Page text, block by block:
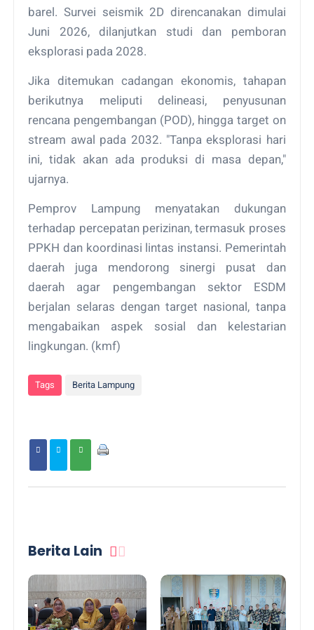
barel. Survei seismik 2D direncanakan dimulai
Juni 2026, dilanjutkan studi dan pemboran
eksplorasi pada 2028.
Jika ditemukan cadangan ekonomis, tahapan
berikutnya meliputi delineasi, penyusunan
rencana pengembangan (POD), hingga target on
stream awal pada 2032. "Tanpa eksplorasi hari
ini, tidak akan ada produksi di masa depan,"
ujarnya.
Pemprov Lampung menyatakan dukungan
terhadap percepatan perizinan, termasuk proses
PPKH dan koordinasi lintas instansi. Pemerintah
daerah juga mendorong sinergi pusat dan
daerah agar pengembangan sektor ESDM
berjalan selaras dengan target nasional, tanpa
mengabaikan aspek sosial dan kelestarian
lingkungan. (kmf)
Tags Berita Lampung
Berita Lain